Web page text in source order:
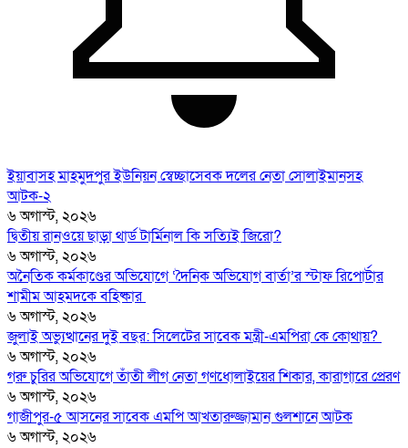
ইয়াবাসহ মাহমুদপুর ইউনিয়ন স্বেচ্ছাসেবক দলের নেতা সোলাইমানসহ
আটক-২
৬ অগাস্ট, ২০২৬
দ্বিতীয় রানওয়ে ছাড়া থার্ড টার্মিনাল কি সত্যিই জিরো?
৬ অগাস্ট, ২০২৬
অনৈতিক কর্মকাণ্ডের অভিযোগে ‘দৈনিক অভিযোগ বার্তা’র স্টাফ রিপোর্টার
শামীম আহমদকে বহিষ্কার
৬ অগাস্ট, ২০২৬
জুলাই অভ্যুত্থানের দুই বছর: সিলেটের সাবেক মন্ত্রী-এমপিরা কে কোথায়? ​
৬ অগাস্ট, ২০২৬
গরু চুরির অভিযোগে তাঁতী লীগ নেতা গণধোলাইয়ের শিকার, কারাগারে প্রেরণ
৬ অগাস্ট, ২০২৬
গাজীপুর-৫ আসনের সাবেক এমপি আখতারুজ্জামান গুলশানে আটক
৬ অগাস্ট, ২০২৬